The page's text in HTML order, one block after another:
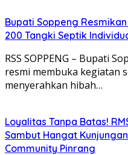
Bupati Soppeng
200 Tangki Septik
RSS SOPPENG – Bupati
resmi membuka kegiatan
menyerahkan hibah…
Loyalitas Tanpa Batas!
Sambut Hangat
Community Pinrang